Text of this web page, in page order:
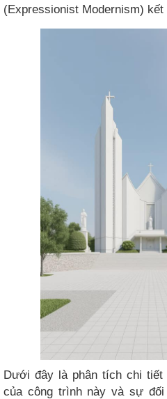
(Expressionist Modernism)
Dưới đây là phân tích chi tiết
của công trình này và sự